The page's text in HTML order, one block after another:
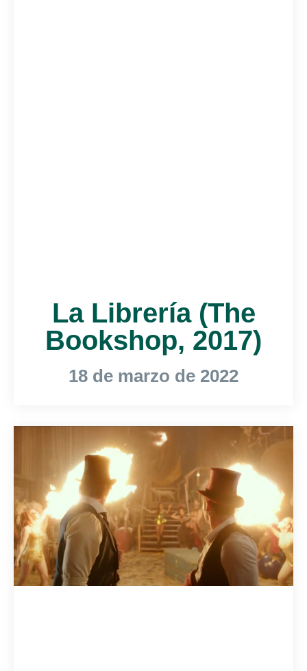
La Librería (The
Bookshop, 2017)
18 de marzo de 2022